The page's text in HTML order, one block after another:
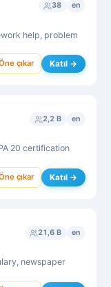
38 en
help, problem
çıkar Katıl →
2,2 B en
20 certification
çıkar Katıl →
21,6 B en
newspaper